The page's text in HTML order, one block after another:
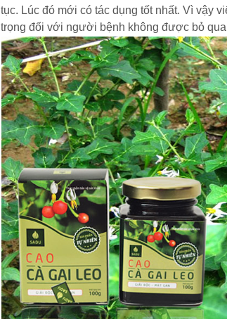
tục. Lúc đó mới có tác dụng tốt nhất. Vì vậy
trọng đối với người bệnh không được bỏ